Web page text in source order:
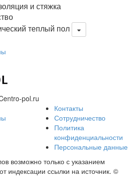
и стяжка
теплый пол
pol.ru
Контакты
Сотрудничество
Политика
конфиденциальности
Персональные данные
возможно только с указанием
индексации ссылки на источник. ©